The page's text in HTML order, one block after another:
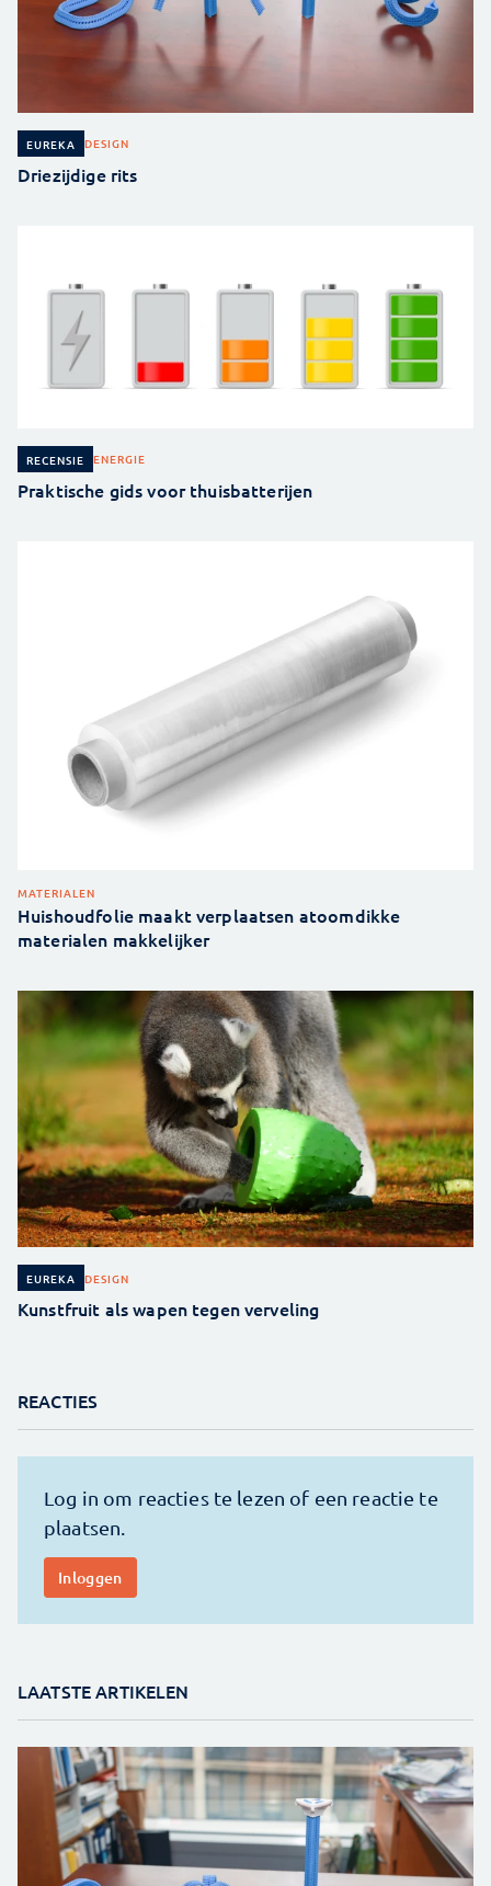
EUREKA DESIGN
Driezijdige rits
RECENSIE ENERGIE
Praktische gids voor thuisbatterijen
MATERIALEN
Huishoudfolie maakt verplaatsen atoomdikke
materialen makkelijker
EUREKA DESIGN
Kunstfruit als wapen tegen verveling
REACTIES
LAATSTE ARTIKELEN